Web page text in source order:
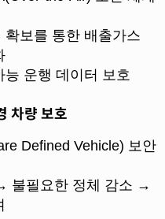
보를 통한 배출가스
운행 데이터 보호
차량 보호
Defined Vehicle) 보안
불필요한 정체 감소 →